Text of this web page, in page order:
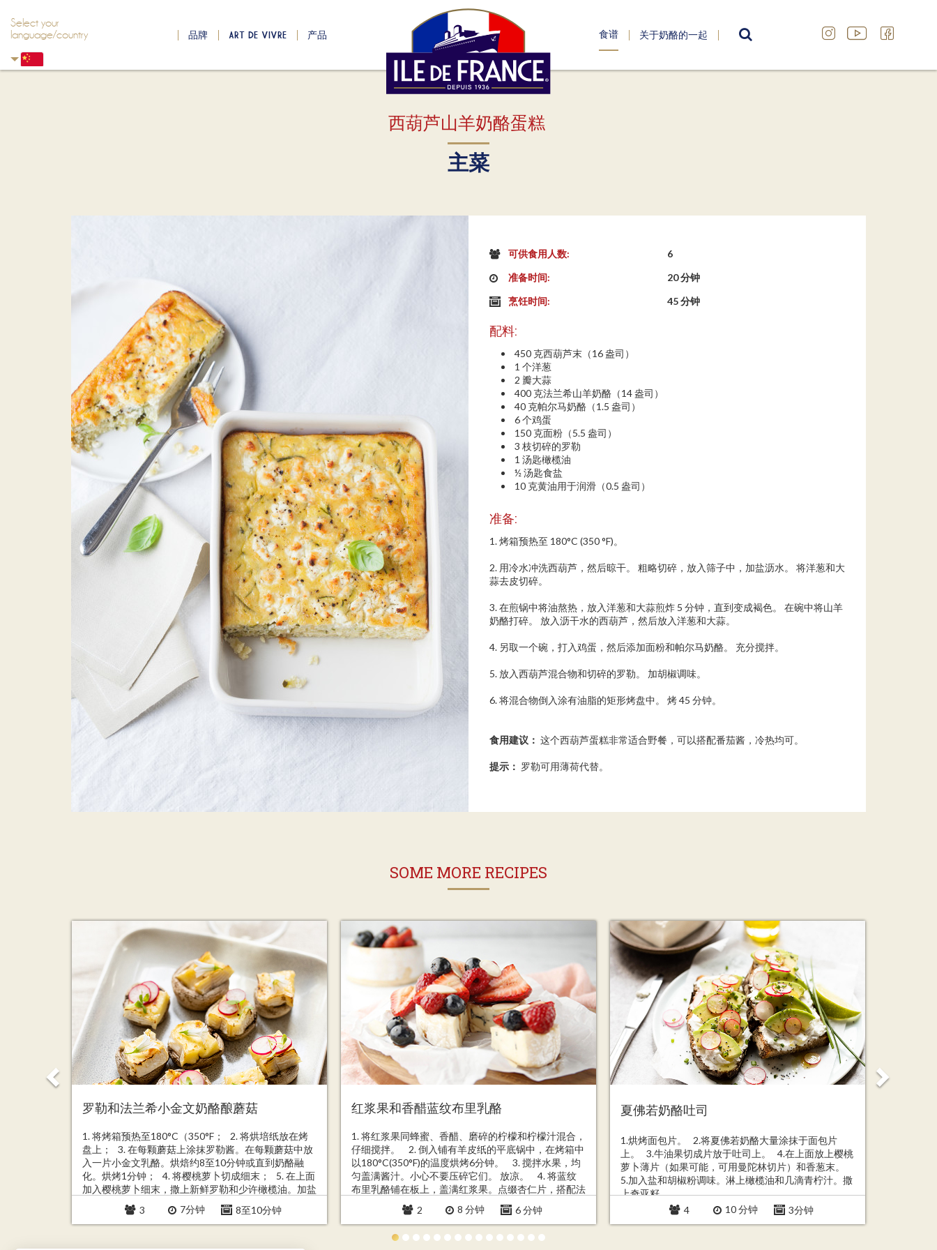
Select your
language/country
品牌 ART DE VIVRE 产品 食谱 关于奶酪的一起 SEARCH
西葫芦山羊奶酪蛋糕
主菜
可供食用人数:
6
准备时间:
20 分钟
烹饪时间:
45 分钟
配料:
450 克西葫芦末（16 盎司）
1 个洋葱
2 瓣大蒜
400 克法兰希山羊奶酪（14 盎司）
40 克帕尔马奶酪（1.5 盎司）
6 个鸡蛋
150 克面粉（5.5 盎司）
3 枝切碎的罗勒
1 汤匙橄榄油
½ 汤匙食盐
10 克黄油用于润滑（0.5 盎司）
准备:
1. 烤箱预热至 180°C (350 °F)。
2. 用冷水冲洗西葫芦，然后晾干。 粗略切碎，放入筛子中，加盐沥水。 将洋葱和大
蒜去皮切碎。
3. 在煎锅中将油熬热，放入洋葱和大蒜煎炸 5 分钟，直到变成褐色。 在碗中将山羊
奶酪打碎。 放入沥干水的西葫芦，然后放入洋葱和大蒜。
4. 另取一个碗，打入鸡蛋，然后添加面粉和帕尔马奶酪。 充分搅拌。
5. 放入西葫芦混合物和切碎的罗勒。 加胡椒调味。
6. 将混合物倒入涂有油脂的矩形烤盘中。 烤 45 分钟。
食用建议： 这个西葫芦蛋糕非常适合野餐，可以搭配番茄酱，冷热均可。
提示： 罗勒可用薄荷代替。
SOME MORE RECIPES
罗勒和法兰希小金文奶酪酿蘑菇
1. 将烤箱预热至180°C（350°F； 2. 将烘培纸放在烤
盘上； 3. 在每颗蘑菇上涂抹罗勒酱。在每颗蘑菇中放
入一片小金文乳酪。烘焙约8至10分钟或直到奶酪融
化。烘烤1分钟； 4. 将樱桃萝卜切成细末； 5. 在上面
加入樱桃萝卜细末，撒上新鲜罗勒和少许橄榄油。加盐
和胡椒粉调味。
3 7分钟 8至10分钟
红浆果和香醋蓝纹布里乳酪
1. 将红浆果同蜂蜜、香醋、磨碎的柠檬和柠檬汁混合，
仔细搅拌。 2. 倒入铺有羊皮纸的平底锅中，在烤箱中
以180°C(350°F)的温度烘烤6分钟。 3. 搅拌水果，均
匀盖满酱汁。小心不要压碎它们。 放凉。 4. 将蓝纹
布里乳酪铺在板上，盖满红浆果。点缀杏仁片，搭配法
棍面包食用。
2 8 分钟 6 分钟
夏佛若奶酪吐司
1.烘烤面包片。 2.将夏佛若奶酪大量涂抹于面包片
上。 3.牛油果切成片放于吐司上。 4.在上面放上樱桃
萝卜薄片（如果可能，可用曼陀林切片）和香葱末。
5.加入盐和胡椒粉调味。淋上橄榄油和几滴青柠汁。撒
上奇亚籽。
4
10 分钟 3分钟